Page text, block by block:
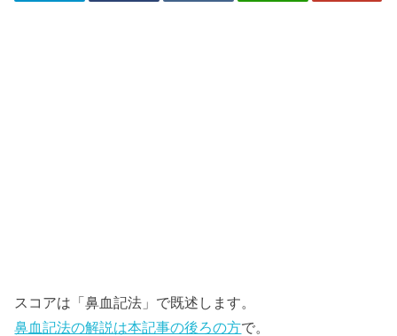
スコアは「鼻血記法」で既述します。
鼻血記法の解説は本記事の後ろの方で。